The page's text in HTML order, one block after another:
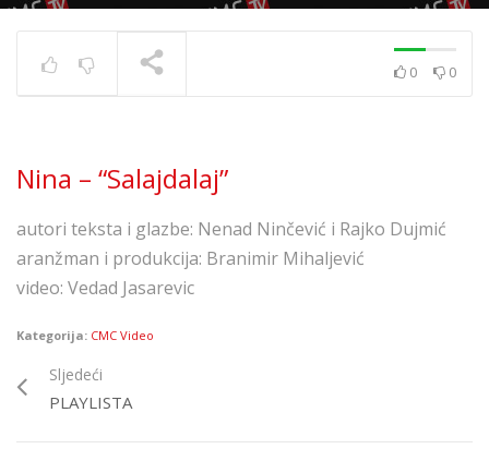
0 0
Nina – “Salajdalaj”
autori teksta i glazbe: Nenad Ninčević i Rajko Dujmić
aranžman i produkcija: Branimir Mihaljević
video: Vedad Jasarevic
Kategorija: CMC Video
Sljedeći
PLAYLISTA